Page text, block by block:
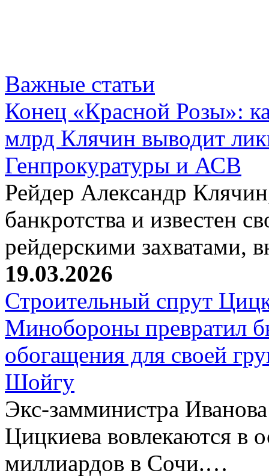
Важные статьи
Конец «Красной Розы»:
млрд Клячин выводит
Генпрокуратуры и АСВ
Рейдер Александр
банкротства и известен
рейдерскими захватами,
19.03.2026
Строительный спрут
Минобороны превратил
обогащения для своей
Шойгу
Экс-замминистра
Цицкиева вовлекаются в
миллиардов в Сочи.…